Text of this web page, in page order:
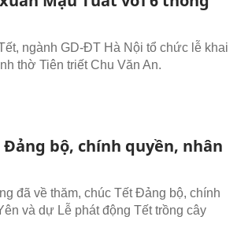
ngành GD-ĐT Hà Nội tổ chức lễ khai
thờ Tiên triết Chu Văn An.
bộ, chính quyền, nhân
đã về thăm, chúc Tết Đảng bộ, chính
và dự Lễ phát động Tết trồng cây